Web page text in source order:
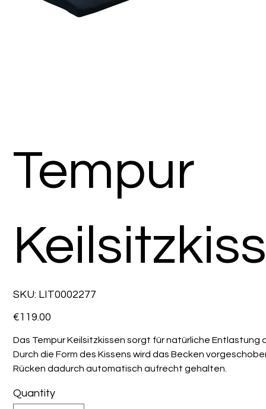
Tempur
SKU: SKU
LIT0002277
LIT0002277
Price
€119.00
Das Tempur Keilsitzkissen sorgt für natürliche Entlastung
Durch die Form des Kissens wird das Becken
Rücken dadurch automatisch aufrecht gehalten.
Quantity